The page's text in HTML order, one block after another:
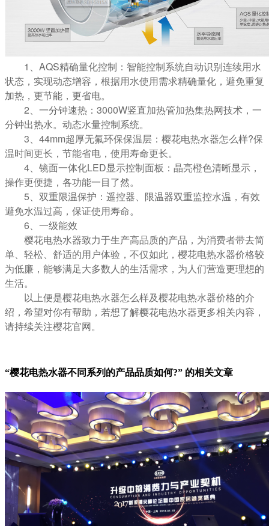
1、AQS精确量化控制：智能控制系统自动识别连续用水
状态，实现动态增容，根据用水使用需求精确量化，避免重复
加热，更节能，更省电。
2、一分钟速热：3000W竖直加热管加热集热网技术，一
分钟出热水。动态水量控制系统。
3、44mm超厚无氟环保保温层：樱花电热水器怎么样?保
温时间更长，节能省电，使用寿命更长。
4、镜面一体化LED显示控制面板：晶亮橙色清晰显示，
操作更便捷，各功能一目了然。
5、双重限温保护：遥控器、限温器双重监控水温，有效
避免水温过高，保证使用寿命。
6、一级能效
樱花电热水器致力于生产高品质的产品，为消费者带去简
单、轻松、舒适的用户体验，不仅如此，樱花电热水器价格较
为低廉，能够满足大多数人的生活需求，为人们营造更理想的
生活。
以上便是樱花电热水器怎么样及樱花电热水器价格的介
绍，希望对你有帮助，若想了解樱花电热水器更多相关内容，
请持续关注樱花官网。
“樱花电热水器不同系列的产品品质如何?” 的相关文章